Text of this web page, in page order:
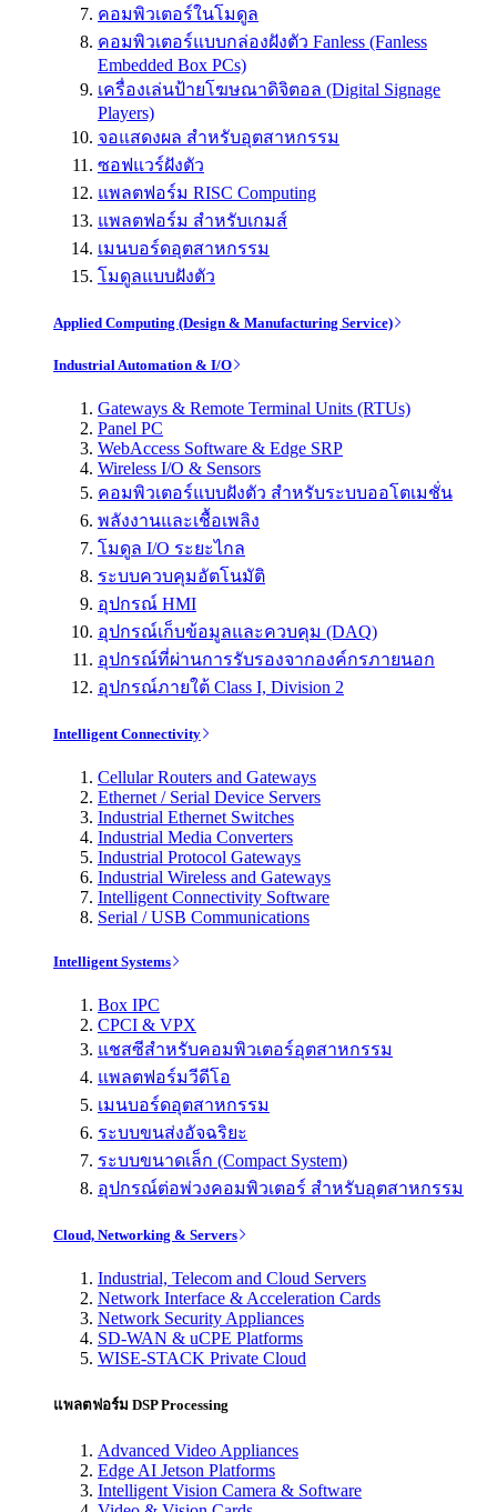
คอมพิวเตอร์ในโมดูล
คอมพิวเตอร์แบบกล่องฝังตัว Fanless (Fanless
Embedded Box PCs)
เครื่องเล่นป้ายโฆษณาดิจิตอล (Digital Signage
Players)
จอแสดงผล สำหรับอุตสาหกรรม
ซอฟแวร์ฝังตัว
แพลตฟอร์ม RISC Computing
แพลตฟอร์ม สำหรับเกมส์
เมนบอร์ดอุตสาหกรรม
โมดูลแบบฝังตัว
Applied Computing (Design & Manufacturing Service)
Industrial Automation & I/O
Gateways & Remote Terminal Units (RTUs)
Panel PC
WebAccess Software & Edge SRP
Wireless I/O & Sensors
คอมพิวเตอร์แบบฝังตัว สำหรับระบบออโตเมชั่น
พลังงานและเชื้อเพลิง
โมดูล I/O ระยะไกล
ระบบควบคุมอัตโนมัติ
อุปกรณ์ HMI
อุปกรณ์เก็บข้อมูลและควบคุม (DAQ)
อุปกรณ์ที่ผ่านการรับรองจากองค์กรภายนอก
อุปกรณ์ภายใต้ Class I, Division 2
Intelligent Connectivity
Cellular Routers and Gateways
Ethernet / Serial Device Servers
Industrial Ethernet Switches
Industrial Media Converters
Industrial Protocol Gateways
Industrial Wireless and Gateways
Intelligent Connectivity Software
Serial / USB Communications
Intelligent Systems
Box IPC
CPCI & VPX
แชสซีสำหรับคอมพิวเตอร์อุตสาหกรรม
แพลตฟอร์มวีดีโอ
เมนบอร์ดอุตสาหกรรม
ระบบขนส่งอัจฉริยะ
ระบบขนาดเล็ก (Compact System)
อุปกรณ์ต่อพ่วงคอมพิวเตอร์ สำหรับอุตสาหกรรม
Cloud, Networking & Servers
Industrial, Telecom and Cloud Servers
Network Interface & Acceleration Cards
Network Security Appliances
SD-WAN & uCPE Platforms
WISE-STACK Private Cloud
แพลตฟอร์ม DSP Processing
Advanced Video Appliances
Edge AI Jetson Platforms
Intelligent Vision Camera & Software